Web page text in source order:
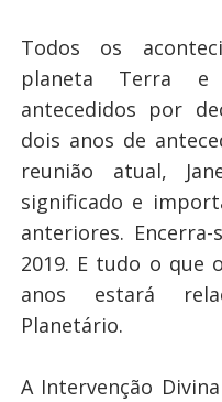
Todos os
planeta Terra e
antecedidos por
dois anos de
reunião atual,
significado e
anteriores.
2019. E tudo o que
anos estará
Planetário.
A Intervenção